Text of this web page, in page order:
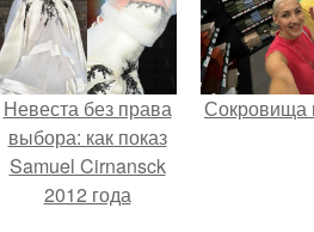
Невеста без права
выбора: как показ
Samuel Cirnansck
2012 года
Сокровища